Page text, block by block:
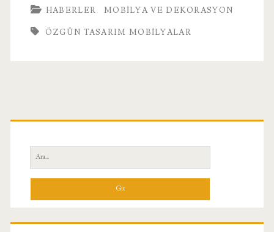
HABERLER MOBILYA VE DEKORASYON
ÖZGÜN TASARIM MOBILYALAR
Birincil
Yan
Menü
Ara: